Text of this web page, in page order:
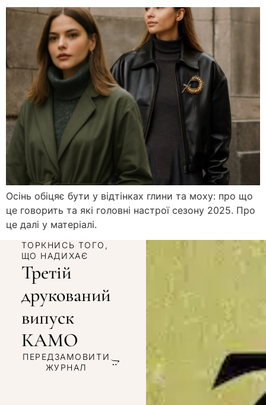
Осінь обіцяє бути у відтінках глини та моху: про що
це говорить та які головні настрої сезону 2025. Про
це далі у матеріалі.
ТОРКНИСЬ ТОГО,
ЩО НАДИХАЄ
Третій
друкований
випуск
КАМО
ПЕРЕДЗАМОВИТИ
ЖУРНАЛ